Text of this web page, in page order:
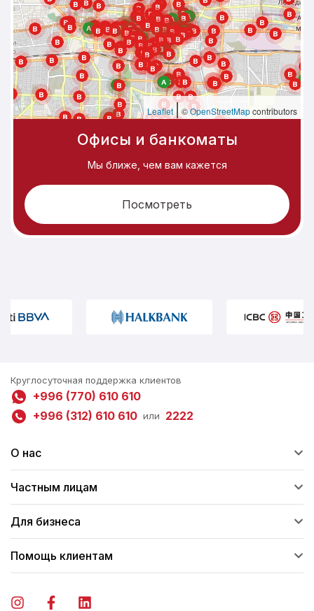
Leaflet|©OpenStreetMapcontributors
Офисы и банкоматы
Мы ближе, чем вам кажется
Посмотреть
Круглосуточная поддержка клиентов
+996 (770) 610 610
+996 (312) 610 610 или 2222
О нас
Частным лицам
Для бизнеса
Помощь клиентам